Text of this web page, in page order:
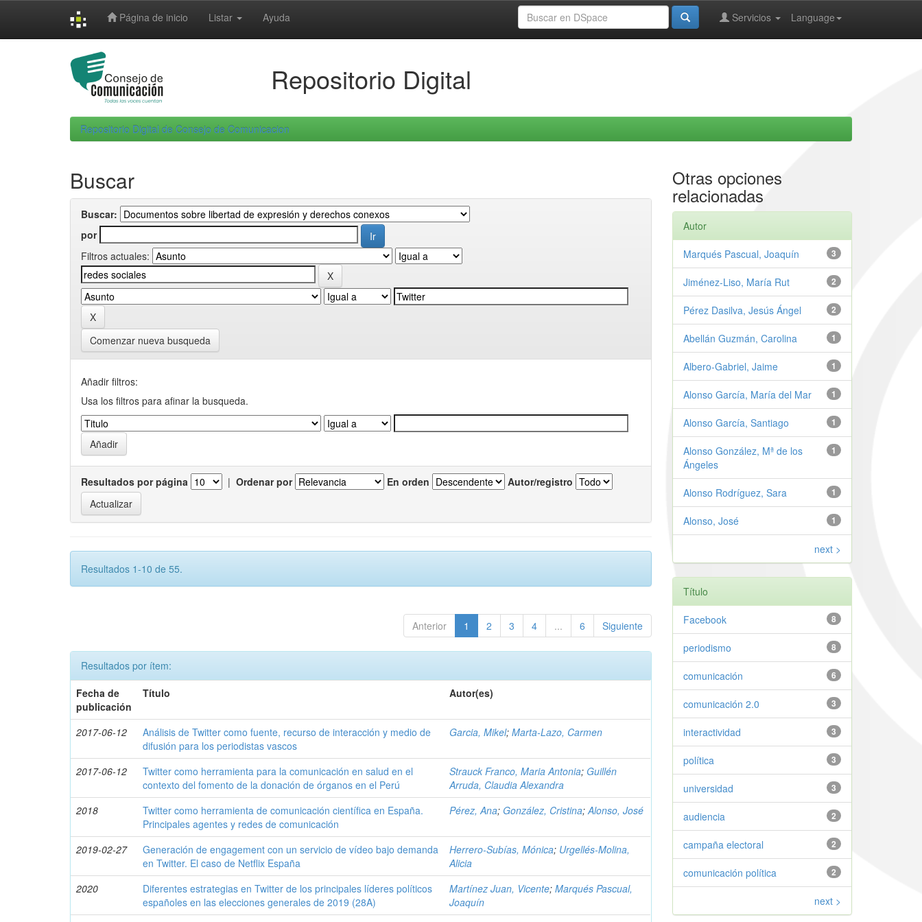
Página de inicio Listar Ayuda Language
Servicios
Repositorio Digital
Repositorio Digital de Consejo de Comunicacion
Buscar
Buscar:
por
Filtros actuales:
Comenzar nueva busqueda
Añadir filtros:
Usa los filtros para afinar la busqueda.
Resultados por página | Ordenar por En orden Autor/registro
Resultados 1-10 de 55.
Anterior 1 2 3 4 ... 6 Siguiente
Resultados por ítem:
Fecha de
publicación
Título Autor(es)
2017-06-12
Análisis de Twitter como fuente, recurso de interacción y medio de
difusión para los periodistas vascos
Garcia, Mikel;Marta-Lazo, Carmen
2017-06-12
Twitter como herramienta para la comunicación en salud en el
contexto del fomento de la donación de órganos en el Perú
Strauck Franco, Maria Antonia; Guillén
Arruda, Claudia Alexandra
2018
Twitter como herramienta de comunicación científica en España.
Principales agentes y redes de comunicación
Pérez, Ana; González, Cristina;Alonso, José
2019-02-27
Generación de engagement con un servicio de vídeo bajo demanda
en Twitter. El caso de Netflix España
Herrero-Subías, Mónica; Urgellés-Molina,
Alicia
2020
Diferentes estrategias en Twitter de los principales líderes políticos
españoles en las elecciones generales de 2019 (28A)
Martínez Juan, Vicente;Marqués Pascual,
Joaquín
Otras opciones
relacionadas
Autor
3
Marqués Pascual, Joaquín
2
Jiménez-Liso, María Rut
2
Pérez Dasilva, Jesús Ángel
1
Abellán Guzmán, Carolina
1
Albero-Gabriel, Jaime
1
Alonso García, María del Mar
1
Alonso García, Santiago
1
Alonso González, Mª de los
Ángeles
1
Alonso Rodríguez, Sara
1
Alonso, José
next >
Título
8
Facebook
8
periodismo
6
comunicación
3
comunicación 2.0
3
interactividad
3
política
3
universidad
2
audiencia
2
campaña electoral
2
comunicación política
next >